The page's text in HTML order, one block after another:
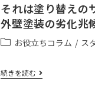
それは塗り替えの
外壁塗装の劣化兆
お役立ちコラム / ス
続きを読む